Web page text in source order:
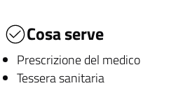
Cosa serve
Prescrizione del medico
Tessera sanitaria